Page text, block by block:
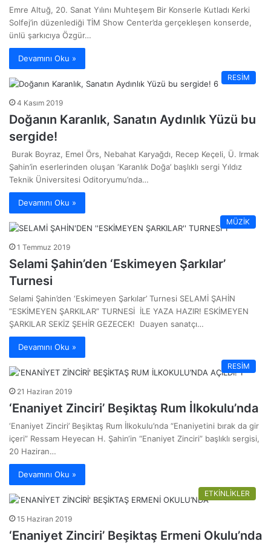
Emre Altuğ, 20. Sanat Yılını Muhteşem Bir Konserle Kutladı Kerki
Solfej’in düzenlediği TİM Show Center’da gerçekleşen konserde,
ünlü şarkıcıya Özgür…
Devamını Oku »
RESİM
4 Kasım 2019
Doğanın Karanlık, Sanatın Aydınlık Yüzü bu
sergide!
Burak Boyraz, Emel Örs, Nebahat Karyağdı, Recep Keçeli, Ü. Irmak
Şahin’in eserlerinden oluşan ‘Karanlık Doğa’ başlıklı sergi Yıldız
Teknik Üniversitesi Oditoryumu’nda…
Devamını Oku »
MÜZİK
1 Temmuz 2019
Selami Şahin’den ‘Eskimeyen Şarkılar’
Turnesi
Selami Şahin’den ‘Eskimeyen Şarkılar’ Turnesi SELAMİ ŞAHİN
”ESKİMEYEN ŞARKILAR” TURNESİ İLE YAZA HAZIR! ESKİMEYEN
ŞARKILAR SEKİZ ŞEHİR GEZECEK! Duayen sanatçı…
Devamını Oku »
RESİM
21 Haziran 2019
‘Enaniyet Zinciri’ Beşiktaş Rum İlkokulu’nda
‘Enaniyet Zinciri’ Beşiktaş Rum İlkokulu’nda “Enaniyetini bırak da gir
içeri” Ressam Heyecan H. Şahin‘in “Enaniyet Zinciri” başlıklı sergisi,
20 Haziran…
Devamını Oku »
ETKİNLİKLER
15 Haziran 2019
‘Enaniyet Zinciri’ Beşiktaş Ermeni Okulu’nda